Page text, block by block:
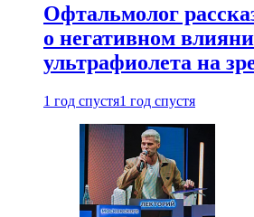
Офтальмолог
о негативном
ультрафиолета на
1 год спустя1 год спустя